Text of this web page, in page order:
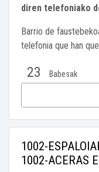
diren telefoniako
Barrio de
telefonia que han
23 Babesak
1002-
1002-ACERAS